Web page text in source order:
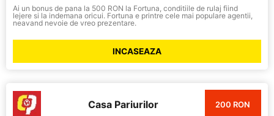
Ai un bonus de pana la 500 RON la Fortuna, conditiile de rulaj fiind
lejere si la indemana oricui. Fortuna e printre cele mai populare agentii,
neavand nevoie de vreo prezentare.
INCASEAZA
Casa Pariurilor 200 RON